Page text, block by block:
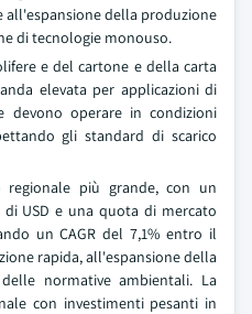
all'espansione della produzione
di tecnologie monouso.
e del cartone e della carta
elevata per applicazioni di
devono operare in condizioni
gli standard di scarico
regionale più grande, con un
USD e una quota di mercato
un CAGR del 7,1% entro il
rapida, all'espansione della
normative ambientali. La
con investimenti pesanti in